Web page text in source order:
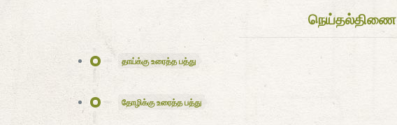
நெய்தல்திணை
தாய்க்கு உரைத்த பத்து
தோழிக்கு உரைத்த பத்து